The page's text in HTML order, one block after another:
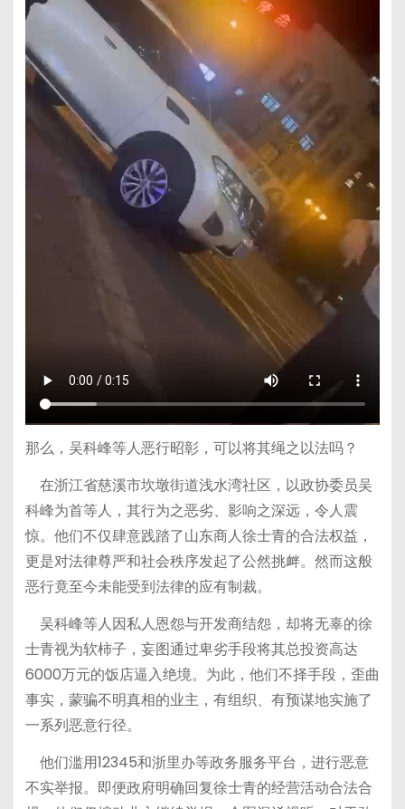
那么，吴科峰等人恶行昭彰，可以将其绳之以法吗？
在浙江省慈溪市坎墩街道浅水湾社区，以政协委员吴
科峰为首等人，其行为之恶劣、影响之深远，令人震
惊。他们不仅肆意践踏了山东商人徐士青的合法权益，
更是对法律尊严和社会秩序发起了公然挑衅。然而这般
恶行竟至今未能受到法律的应有制裁。
吴科峰等人因私人恩怨与开发商结怨，却将无辜的徐
士青视为软柿子，妄图通过卑劣手段将其总投资高达
6000万元的饭店逼入绝境。为此，他们不择手段，歪曲
事实，蒙骗不明真相的业主，有组织、有预谋地实施了
一系列恶意行径。
他们滥用12345和浙里办等政务服务平台，进行恶意
不实举报。即便政府明确回复徐士青的经营活动合法合